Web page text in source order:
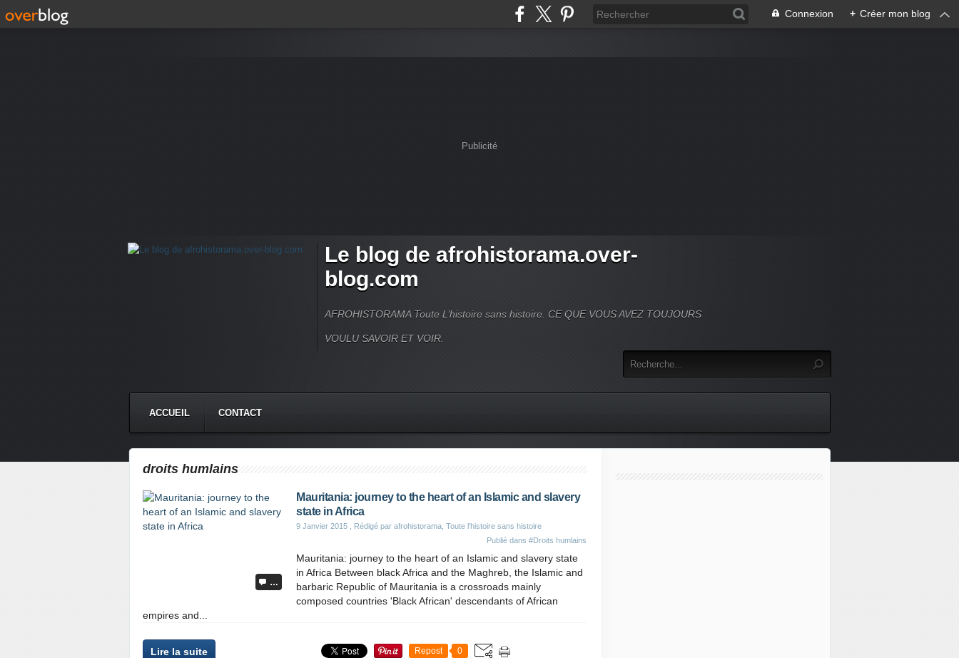
Connexion + Créer mon blog
Publicité
Le blog de afrohistorama.over-
blog.com
AFROHISTORAMA Toute L’histoire sans histoire. CE QUE VOUS AVEZ TOUJOURS
VOULU SAVOIR ET VOIR.
ACCUEIL CONTACT
droits humlains
…
Mauritania: journey to the heart of an Islamic and slavery
state in Africa
9 Janvier 2015 , Rédigé par afrohistorama, Toute l'histoire sans histoire
Publié dans #Droits humlains
Mauritania: journey to the heart of an Islamic and slavery state
in Africa Between black Africa and the Maghreb, the Islamic and
barbaric Republic of Mauritania is a crossroads mainly
composed countries 'Black African' descendants of African
empires and...
Lire la suite Repost 0